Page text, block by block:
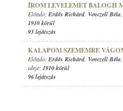
ÍROM LEVELEMET BALOGH
Előadó: Erdős Richárd, Venczell Béla,
1910 körül
93 lejátszás
KALAPOM SZEMEMRE
Előadó: Erdős Richárd, Venczell Béla,
ideje: 1910 körül
96 lejátszás